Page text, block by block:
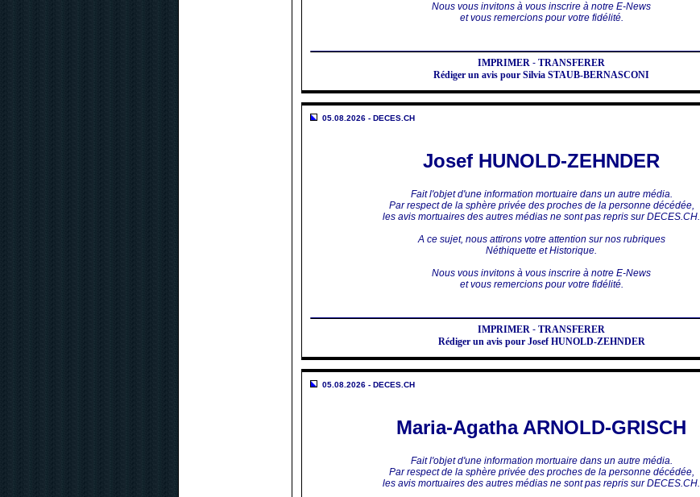
Nous vous invitons à vous inscrire à notre E-News
et vous remercions pour votre fidélité.
IMPRIMER - TRANSFERER
Rédiger un avis pour Silvia STAUB-BERNASCONI
05.08.2026 - DECES.CH
Josef HUNOLD-ZEHNDER
Fait l'objet d'une information mortuaire dans un autre média.
Par respect de la sphère privée des proches de la personne décédée,
les avis mortuaires des autres médias ne sont pas repris sur DECES.CH.
A ce sujet, nous attirons votre attention sur nos rubriques
Néthiquette et Historique.
Nous vous invitons à vous inscrire à notre E-News
et vous remercions pour votre fidélité.
IMPRIMER - TRANSFERER
Rédiger un avis pour Josef HUNOLD-ZEHNDER
05.08.2026 - DECES.CH
Maria-Agatha ARNOLD-GRISCH
Fait l'objet d'une information mortuaire dans un autre média.
Par respect de la sphère privée des proches de la personne décédée,
les avis mortuaires des autres médias ne sont pas repris sur DECES.CH.